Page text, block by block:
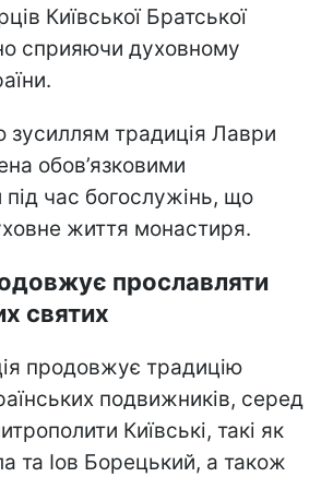
Київської Братської
сприяючи духовному
зусиллям традиція Лаври
обов’язковими
час богослужінь, що
життя монастиря.
прославляти
святих
продовжує традицію
подвижників, серед
Київські, такі як
та Іов Борецький, а також